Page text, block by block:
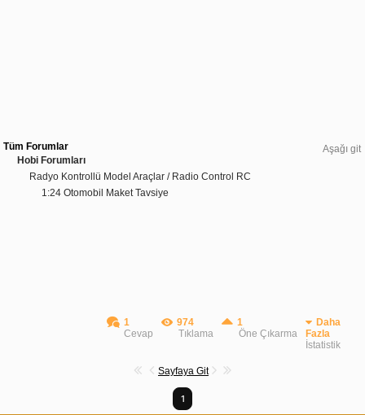
Aşağı git
Tüm Forumlar
Hobi Forumları
Radyo Kontrollü Model Araçlar / Radio Control RC
1:24 Otomobil Maket Tavsiye
1
Cevap
974
Tıklama
1
Öne Çıkarma
Daha
Fazla
İstatistik
Sayfaya Git
1